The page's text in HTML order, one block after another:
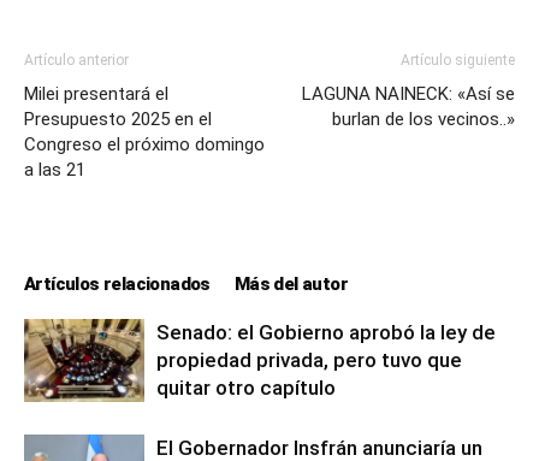
Artículo anterior
Milei presentará el
Presupuesto 2025 en el
Congreso el próximo domingo
a las 21
Artículo siguiente
LAGUNA NAINECK: «Así se
burlan de los vecinos..»
Artículos relacionados Más del autor
Senado: el Gobierno aprobó la ley de
propiedad privada, pero tuvo que
quitar otro capítulo
El Gobernador Insfrán anunciaría un